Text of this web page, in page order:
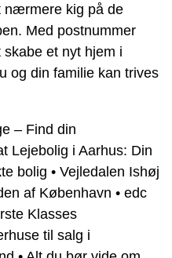
nærmere kig på de
Med postnummer
et nyt hjem i
og din familie kan trives
– Find din
Lejebolig i Aarhus: Din
bolig • Vejledalen Ishøj
af København • edc
Klasses
til salg i